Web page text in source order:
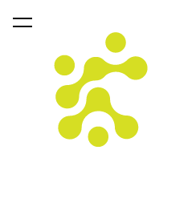
lisati ostukorvi.